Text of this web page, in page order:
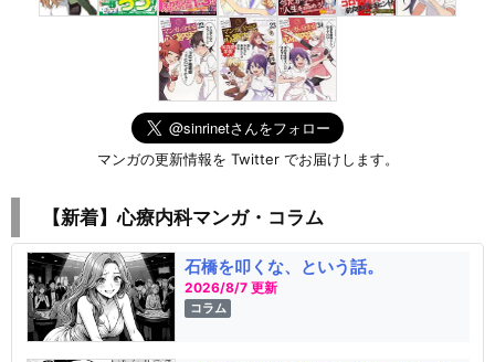
マンガの更新情報を Twitter でお届けします。
【新着】心療内科マンガ・コラム
石橋を叩くな、という話。
2026/8/7 更新
コラム